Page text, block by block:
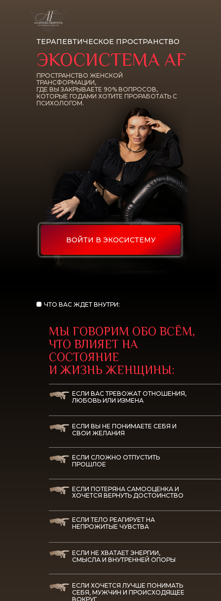
ТЕРАПЕВТИЧЕСКОЕ ПРОСТРАНСТВО
ЭКОСИСТЕМА AF
ПРОСТРАНСТВО ЖЕНСКОЙ
ТРАНСФОРМАЦИИ,
ГДЕ ВЫ ЗАКРЫВАЕТЕ 90% ВОПРОСОВ,
КОТОРЫЕ ГОДАМИ ХОТИТЕ ПРОРАБОТАТЬ С
ПСИХОЛОГОМ.
ВОЙТИ В ЭКОСИСТЕМУ
МЫ ГОВОРИМ ОБО ВСЁМ,
ЧТО ВЛИЯЕТ НА
СОСТОЯНИЕ
И ЖИЗНЬ ЖЕНЩИНЫ:
ЧТО ВАС ЖДЕТ ВНУТРИ:
ЕСЛИ ХОЧЕТСЯ ЛУЧШЕ ПОНИМАТЬ
СЕБЯ, МУЖЧИН И ПРОИСХОДЯЩЕЕ
ВОКРУГ
ЕСЛИ НЕ ХВАТАЕТ ЭНЕРГИИ,
СМЫСЛА И ВНУТРЕННЕЙ ОПОРЫ
ЕСЛИ ТЕЛО РЕАГИРУЕТ НА
НЕПРОЖИТЫЕ ЧУВСТВА
ЕСЛИ ПОТЕРЯНА САМООЦЕНКА И
ХОЧЕТСЯ ВЕРНУТЬ ДОСТОИНСТВО
ЕСЛИ СЛОЖНО ОТПУСТИТЬ
ПРОШЛОЕ
ЕСЛИ ВЫ НЕ ПОНИМАЕТЕ СЕБЯ И
СВОИ ЖЕЛАНИЯ
ЕСЛИ ВАС ТРЕВОЖАТ ОТНОШЕНИЯ,
ЛЮБОВЬ ИЛИ ИЗМЕНА